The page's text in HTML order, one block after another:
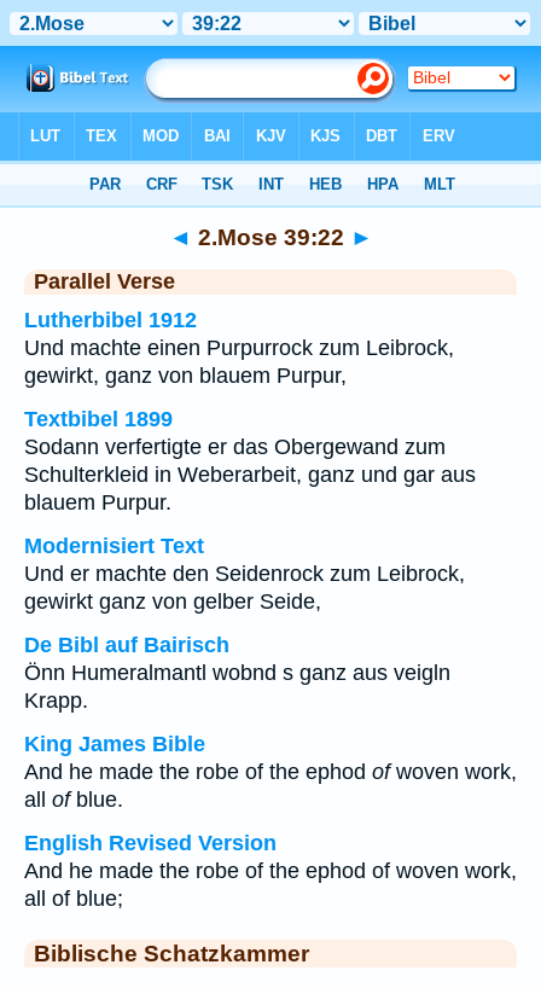
◄ 2.Mose 39:22 ►
Parallel Verse
Lutherbibel 1912
Und machte einen Purpurrock zum Leibrock,
gewirkt, ganz von blauem Purpur,
Textbibel 1899
Sodann verfertigte er das Obergewand zum
Schulterkleid in Weberarbeit, ganz und gar aus
blauem Purpur.
Modernisiert Text
Und er machte den Seidenrock zum Leibrock,
gewirkt ganz von gelber Seide,
De Bibl auf Bairisch
Önn Humeralmantl wobnd s ganz aus veigln
Krapp.
King James Bible
And he made the robe of the ephod ofwoven work,
all ofblue.
English Revised Version
And he made the robe of the ephod of woven work,
all of blue;
Biblische Schatzkammer